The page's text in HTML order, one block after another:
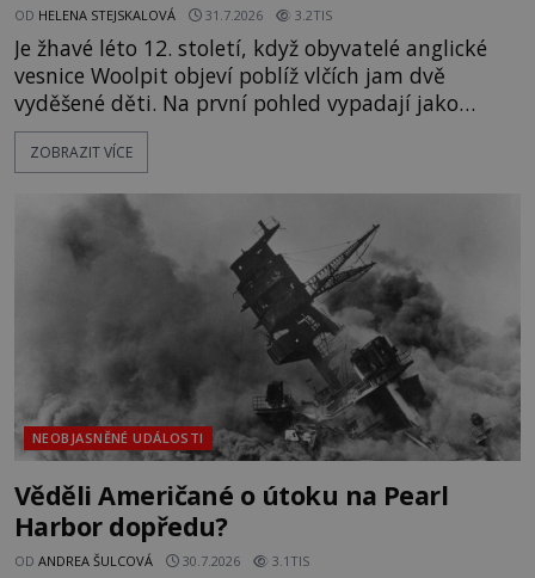
OD HELENA STEJSKALOVÁ 31.7.2026 3.2TIS
Je žhavé léto 12. století, když obyvatelé anglické
vesnice Woolpit objeví poblíž vlčích jam dvě
vyděšené děti. Na první pohled vypadají jako
každé jiné, až na jednu děsivou výjimku. Jejich
kůže má nazelenalý odstín, mluví
kromě syrových bobů. Příběh se rychle stává
jednou z největších záhad středověké Anglie a ani
po téměř devíti stech letech není
ZOBRAZIT VÍCE
NEOBJASNĚNÉ UDÁLOSTI
Věděli Američané o útoku na Pearl
Harbor dopředu?
OD ANDREA ŠULCOVÁ 30.7.2026 3.1TIS